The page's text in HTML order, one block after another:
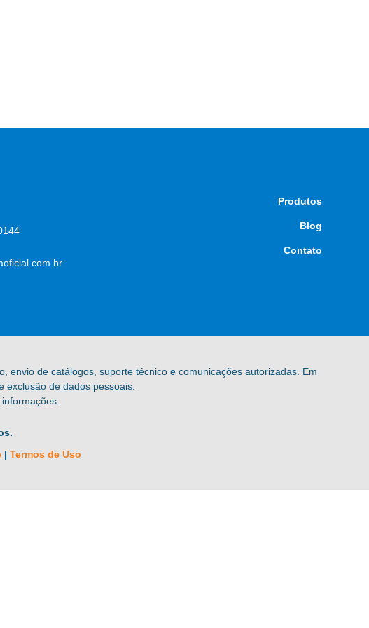
Produtos
Blog
Contato
envio de catálogos, suporte técnico e comunicações autorizadas. Em
exclusão de dados pessoais.
| Termos de Uso